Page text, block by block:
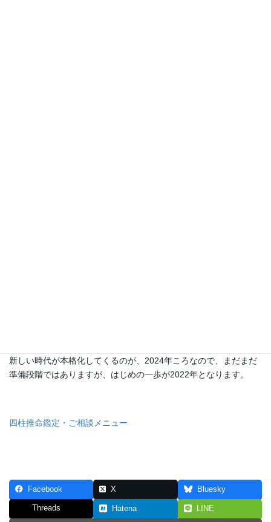
新しい時代が本格化してくるのが、2024年ころなので、まだまだ
準備段階ではありますが、はじめの一歩が2022年となります。
四柱推命鑑定・ご相談メニュー
Facebook X Bluesky
Threads Hatena LINE